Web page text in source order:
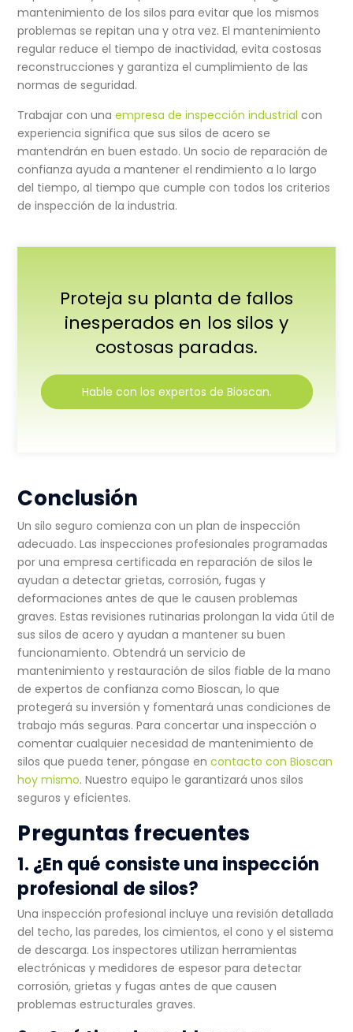
mantenimiento de los silos para evitar que los mismos
problemas se repitan una y otra vez. El mantenimiento
regular reduce el tiempo de inactividad, evita costosas
reconstrucciones y garantiza el cumplimiento de las
normas de seguridad.
Trabajar con unaempresa de inspección industrial con
experiencia significa que sus silos de acero se
mantendrán en buen estado. Un socio de reparación de
confianza ayuda a mantener el rendimiento a lo largo
del tiempo, al tiempo que cumple con todos los criterios
de inspección de la industria.
Proteja su planta de fallos
inesperados en los silos y
costosas paradas.
Hable con los expertos de Bioscan.
Conclusión
Un silo seguro comienza con un plan de inspección
adecuado. Las inspecciones profesionales programadas
por una empresa certificada en reparación de silos le
ayudan a detectar grietas, corrosión, fugas y
deformaciones antes de que le causen problemas
graves. Estas revisiones rutinarias prolongan la vida útil de
sus silos de acero y ayudan a mantener su buen
funcionamiento. Obtendrá un servicio de
mantenimiento y restauración de silos fiable de la mano
de expertos de confianza como Bioscan, lo que
protegerá su inversión y fomentará unas condiciones de
trabajo más seguras. Para concertar una inspección o
comentar cualquier necesidad de mantenimiento de
silos que pueda tener, póngase encontacto con Bioscan
hoy mismo. Nuestro equipo le garantizará unos silos
seguros y eficientes.
Preguntas frecuentes
1. ¿En qué consiste una inspección
profesional de silos?
Una inspección profesional incluye una revisión detallada
del techo, las paredes, los cimientos, el cono y el sistema
de descarga. Los inspectores utilizan herramientas
electrónicas y medidores de espesor para detectar
corrosión, grietas y fugas antes de que causen
problemas estructurales graves.